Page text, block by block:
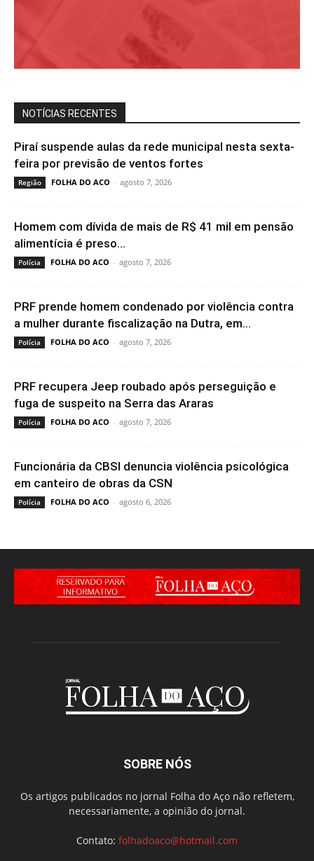
NOTÍCIAS RECENTES
Piraí suspende aulas da rede municipal nesta sexta-
feira por previsão de ventos fortes
Região FOLHA DO ACO - agosto 7, 2026
Homem com dívida de mais de R$ 41 mil em pensão
alimentícia é preso...
Polícia FOLHA DO ACO - agosto 7, 2026
PRF prende homem condenado por violência contra
a mulher durante fiscalização na Dutra, em...
Polícia FOLHA DO ACO - agosto 7, 2026
PRF recupera Jeep roubado após perseguição e
fuga de suspeito na Serra das Araras
Polícia FOLHA DO ACO - agosto 7, 2026
Funcionária da CBSI denuncia violência psicológica
em canteiro de obras da CSN
Polícia FOLHA DO ACO - agosto 6, 2026
SOBRE NÓS
Os artigos publicados no jornal Folha do Aço não refletem,
necessariamente, a opinião do jornal.
Contato: folhadoaco@hotmail.com